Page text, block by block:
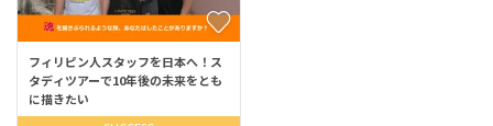
フィリピン人スタッフを日本へ！ス
タディツアーで10年後の未来をとも
に描きたい